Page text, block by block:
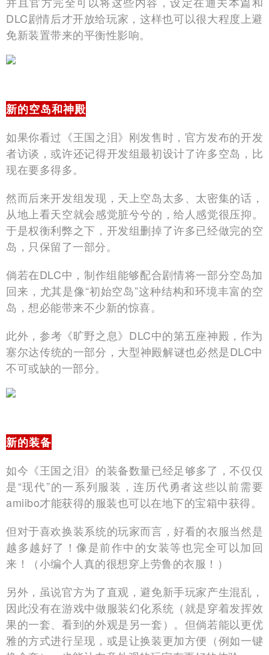
DLC剧情后才开放给玩家，这样也可以很大程度上避
免新装置带来的平衡性影响。
新的空岛和神殿
如果你看过《王国之泪》刚发售时，官方发布的开发
者访谈，或许还记得开发组最初设计了许多空岛，比
现在要多得多。
然而后来开发组发现，天上空岛太多、太密集的话，
从地上看天空就会感觉脏兮兮的，给人感觉很压抑。
于是权衡利弊之下，开发组删掉了许多已经做完的空
岛，只保留了一部分。
倘若在DLC中，制作组能够配合剧情将一部分空岛加
回来，尤其是像“初始空岛”这种结构和环境丰富的空
岛，想必能带来不少新的惊喜。
此外，参考《旷野之息》DLC中的第五座神殿，作为
塞尔达传统的一部分，大型神殿解谜也必然是DLC中
不可或缺的一部分。
新的装备
如今《王国之泪》的装备数量已经足够多了，不仅仅
是“现代”的一系列服装，连历代勇者这些以前需要
amiibo才能获得的服装也可以在地下的宝箱中获得。
但对于喜欢换装系统的玩家而言，好看的衣服当然是
越多越好了！像是前作中的女装等也完全可以加回
来！（小编个人真的很想穿上劳鲁的衣服！）
另外，虽说官方为了直观，避免新手玩家产生混乱，
因此没有在游戏中做服装幻化系统（就是穿着发挥效
果的一套、看到的外观是另一套）。但倘若能以更优
雅的方式进行呈现，或是让换装更加方便（例如一键